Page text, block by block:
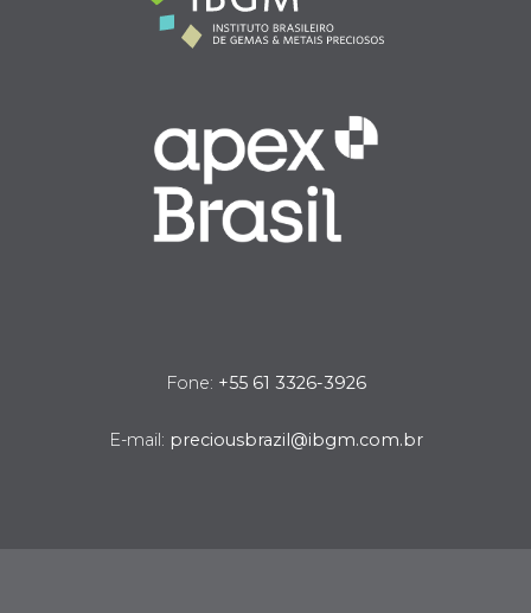
Fone: +55 61 3326-3926
E-mail: preciousbrazil@ibgm.com.br